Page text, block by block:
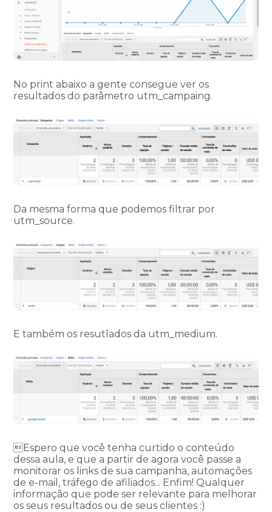
No print abaixo a gente consegue ver os
resultados do parâmetro utm_campaing.
Da mesma forma que podemos filtrar por
utm_source.
E também os resutlados da utm_medium.
Espero que você tenha curtido o conteúdo
dessa aula, e que a partir de agora você passe a
monitorar os links de sua campanha, automações
de e-mail, tráfego de afiliados... Enfim! Qualquer
informação que pode ser relevante para melhorar
os seus resultados ou de seus clientes :)